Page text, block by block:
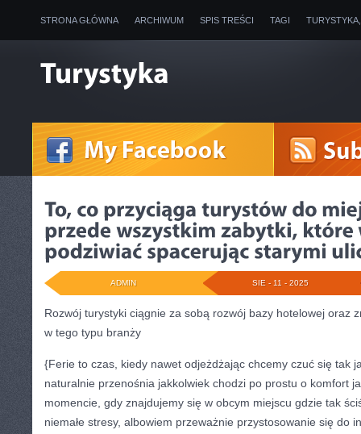
STRONA GŁÓWNA ARCHIWUM SPIS TREŚCI TAGI
SIE - 11 - 2025
ADMIN
Rozwój turystyki ciągnie za sobą rozwój bazy hotelowej oraz
w tego typu branży
{Ferie to czas, kiedy nawet odjeżdżając chcemy czuć się tak
naturalnie przenośnia jakkolwiek chodzi po prostu o komfort
momencie, gdy znajdujemy się w obcym miejscu gdzie tak
niemałe stresy, albowiem przeważnie przystosowanie się do